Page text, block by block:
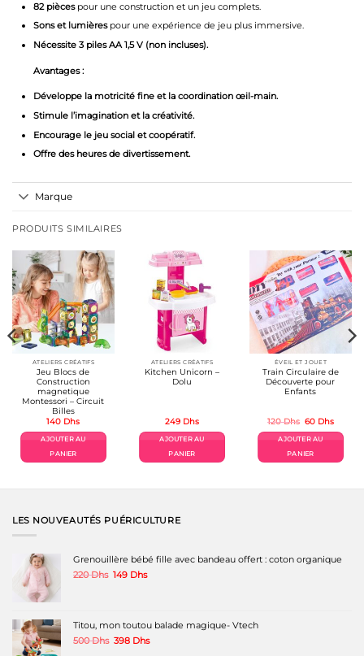
82 piècespour une construction et un jeu complets.
Sons et lumièrespour une expérience de jeu plus immersive.
Nécessite 3 piles AA 1,5 V (non incluses).
Avantages :
Développe la motricité fine et la coordination œil-main.
Stimule l’imagination et la créativité.
Encourage le jeu social et coopératif.
Offre des heures de divertissement.
Marque
PRODUITS SIMILAIRES
ATELIERS CRÉATIFS
Jeu Blocs de
Construction
magnetique
Montessori – Circuit
Billes
140 Dhs
AJOUTER AU
PANIER
ATELIERS CRÉATIFS
Kitchen Unicorn –
Dolu
249 Dhs
AJOUTER AU
PANIER
ÉVEIL ET JOUET
Train Circulaire de
Découverte pour
Enfants
120Dhs Le
initial
était :
120 Dhs.
60 DhsLe
actuel
AJOUTER AU
PANIER
LES NOUVEAUTÉS PUÉRICULTURE
Grenouillère bébé fille avec bandeau offert : coton organique
220Dhs Le
149 DhsLe
149 Dhs.
Titou, mon toutou balade magique- Vtech
500Dhs Le
398 DhsLe